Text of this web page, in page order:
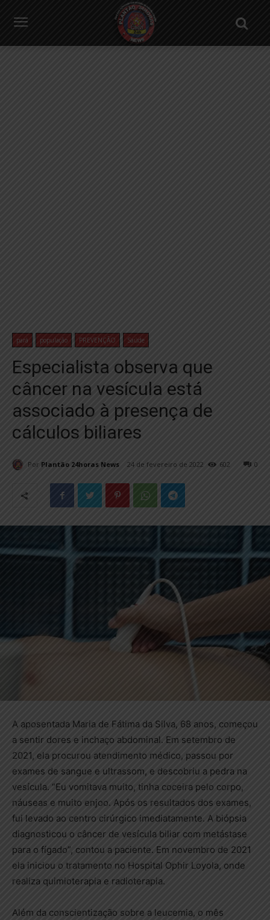
pará população PREVENÇÃO Saúde
Especialista observa que
câncer na vesícula está
associado à presença de
cálculos biliares
Por Plantão 24horas News 24 de fevereiro de 2022 0
602
A aposentada Maria de Fátima da Silva, 68 anos, começou
a sentir dores e inchaço abdominal. Em setembro de
2021, ela procurou atendimento médico, passou por
exames de sangue e ultrassom, e descobriu a pedra na
vesícula. “Eu vomitava muito, tinha coceira pelo corpo,
náuseas e muito enjoo. Após os resultados dos exames,
fui levado ao centro cirúrgico imediatamente. A biópsia
diagnosticou o câncer de vesícula biliar com metástase
para o fígado”, contou a paciente. Em novembro de 2021
ela iniciou o tratamento no Hospital Ophir Loyola, onde
realiza quimioterapia e radioterapia.
Além da conscientização sobre a leucemia, o mês